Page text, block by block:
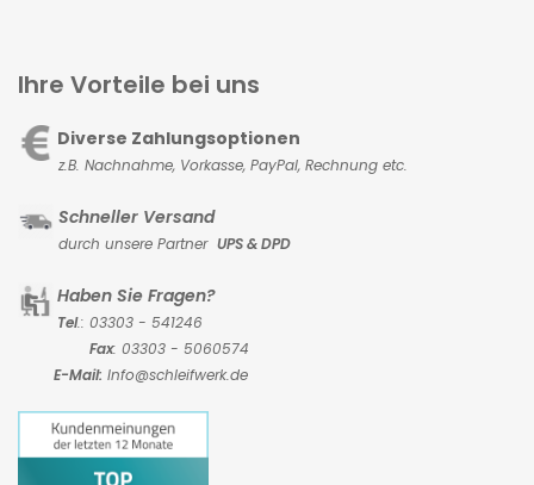
Ihre Vorteile bei uns
Diverse Zahlungsoptionen
z.B. Nachnahme, Vorkasse, PayPal, Rechnung etc.
Schneller Versand
durch unsere Partner UPS & DPD
Haben Sie Fragen?
Tel.: 03303 - 541246
Fax: 03303 - 5060574
E-Mail: Info@schleifwerk.de